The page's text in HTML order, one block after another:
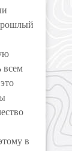
всем
в